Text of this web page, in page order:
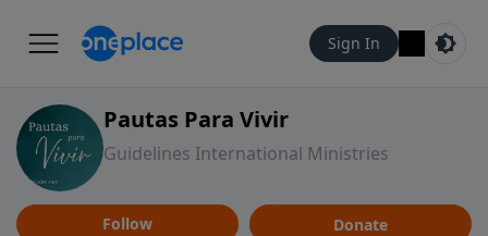
Sign In
Pautas Para Vivir
Guidelines International Ministries
Follow Donate